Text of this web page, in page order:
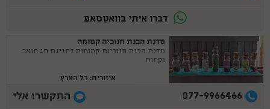
דברו איתי בוואטסאפ
סדנת הכנת חנוכיה קסומה
סדנת הכנת חנוכיות קסומות לחגיגת חג מואר
וקסום
איזורים: כל הארץ
077-9966466 התקשרו אלי